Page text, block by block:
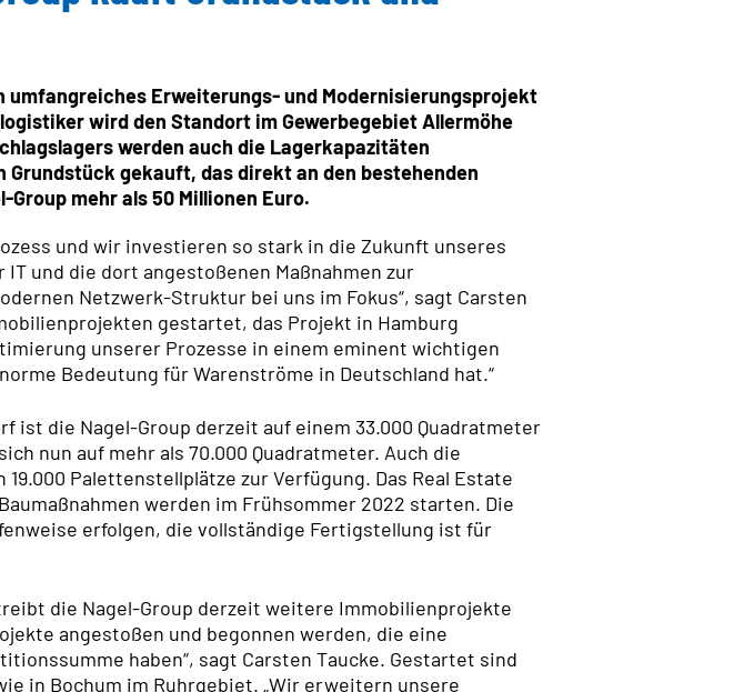
REAL ESTATE
NACHHALTIGKEIT
ENGAGEMENT
umfangreiches Erweiterungs- und Modernisierungsprojekt
wird den Standort im Gewerbegebiet Allermöhe
werden auch die Lagerkapazitäten
gekauft, das direkt an den bestehenden
mehr als 50 Millionen Euro.
und wir investieren so stark in die Zukunft unseres
und die dort angestoßenen Maßnahmen zur
Netzwerk-Struktur bei uns im Fokus“, sagt Carsten
gestartet, das Projekt in Hamburg
unserer Prozesse in einem eminent wichtigen
Bedeutung für Warenströme in Deutschland hat.“
ist die Nagel-Group derzeit auf einem 33.000 Quadratmeter
nun auf mehr als 70.000 Quadratmeter. Auch die
Palettenstellplätze zur Verfügung. Das Real Estate
werden im Frühsommer 2022 starten. Die
erfolgen, die vollständige Fertigstellung ist für
die Nagel-Group derzeit weitere Immobilienprojekte
angestoßen und begonnen werden, die eine
haben“, sagt Carsten Taucke. Gestartet sind
in Bochum im Ruhrgebiet. „Wir erweitern unsere